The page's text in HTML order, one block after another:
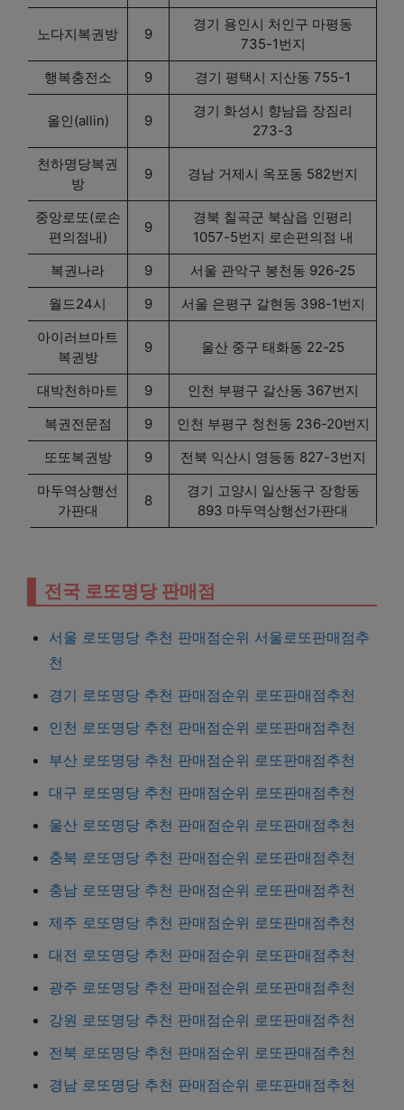
노다지복권방 9
경기 용인시 처인구 마평동
735-1번지
행복충전소
9 경기 평택시 지산동 755-1
올인(allin) 9
경기 화성시 향남읍 장짐리
273-3
천하명당복권
방
9 경남 거제시 옥포동 582번지
중앙로또(로손
편의점내)
9
경북 칠곡군 북삼읍 인평리
1057-5번지 로손편의점 내
복권나라
9
서울 관악구 봉천동 926-25
월드24시
9
서울 은평구 갈현동 398-1번지
아이러브마트
복권방
9 울산 중구 태화동 22-25
대박천하마트 9
인천 부평구 갈산동 367번지
복권전문점
9
인천 부평구 청천동 236-20번지
또또복권방
9
전북 익산시 영등동 827-3번지
마두역상행선
가판대
8
경기 고양시 일산동구 장항동
893 마두역상행선가판대
전국 로또명당 판매점
서울 로또명당 추천 판매점순위 서울로또판매점추
천
경기 로또명당 추천 판매점순위 로또판매점추천
인천 로또명당 추천 판매점순위 로또판매점추천
부산 로또명당 추천 판매점순위 로또판매점추천
대구 로또명당 추천 판매점순위 로또판매점추천
울산 로또명당 추천 판매점순위 로또판매점추천
충북 로또명당 추천 판매점순위 로또판매점추천
충남 로또명당 추천 판매점순위 로또판매점추천
제주 로또명당 추천 판매점순위 로또판매점추천
대전 로또명당 추천 판매점순위 로또판매점추천
광주 로또명당 추천 판매점순위 로또판매점추천
강원 로또명당 추천 판매점순위 로또판매점추천
전북 로또명당 추천 판매점순위 로또판매점추천
경남 로또명당 추천 판매점순위 로또판매점추천